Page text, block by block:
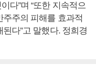
다”며 “또한 지속적으
주주의 피해를 효과적
다”고 말했다. 정희경